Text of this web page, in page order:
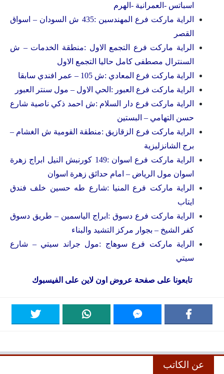
اسباتس -العمرانية -الهرم
الراية ماركت فرع المهندسين :435 ش السودان – اسواق
القصر
الراية ماركت فرع التجمع الاول :منطقة الخدمات – ش
السنترال مصطفى كامل حاليا التجمع الاول
الراية ماركت فرع المعادي :ش 105 – عمر افندي سابقا
الراية ماركت فرع العبور :الحي الاول – مول سنتر العبور
الراية ماركت فرع دار السلام :ش احمد ذكي ناصية شارع
حسن التهامي – البستين
الراية ماركت فرع الزقازيق :منطقة القومية ش الغشام –
برج الشانزليزية
الراية ماركت فرع اسوان :149 كورنبش النيل ابراج زهرة
اسوان مول الرياض – امام حدائق زهرة اسوان
الراية ماركت فرع المنيا :شارع طه حسين خلف فندق
ايتاب
الراية ماركت فرع دسوق :ابراج الياسمين – طريق دسوق
كفر الشيخ – بجوار مركز التشيد والبناء
الراية ماركت فرع سوهاج :مول جراند سيتي – شارع
سيتي
تابعونا على صفحة عروض اون لاين على الفيسبوك
عن الكاتب